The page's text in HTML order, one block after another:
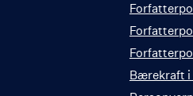
Bærekraft i